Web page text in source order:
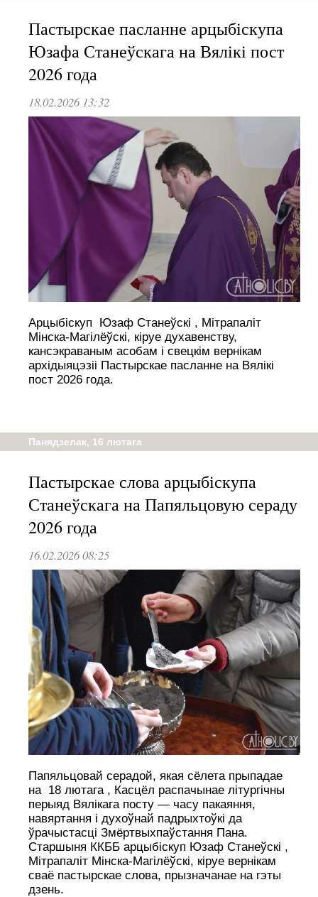
Пастырскае пасланне арцыбіскупа
Юзафа Станеўскага на Вялікі пост
2026 года
18.02.2026 13:32
Арцыбіскуп Юзаф Станеўскі , Мітрапаліт
Мінска-Магілёўскі, кіруе духавенству,
кансэкраваным асобам і свецкім вернікам
архідыяцэзіі Пастырскае пасланне на Вялікі
пост 2026 года.
Панядзелак, 16 лютага
Пастырскае слова арцыбіскупа
Станеўскага на Папяльцовую сераду
2026 года
16.02.2026 08:25
Папяльцовай серадой, якая сёлета прыпадае
на 18 лютага , Касцёл распачынае літургічны
перыяд Вялікага посту — часу пакаяння,
навяртання і духоўнай падрыхтоўкі да
ўрачыстасці Змёртвыхпаўстання Пана.
Старшыня ККББ арцыбіскуп Юзаф Станеўскі ,
Мітрапаліт Мінска-Магілёўскі, кіруе вернікам
сваё пастырскае слова, прызначанае на гэты
дзень.